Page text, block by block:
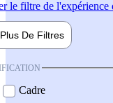
le filtre de l'expérience
Plus De Filtres
Cadre